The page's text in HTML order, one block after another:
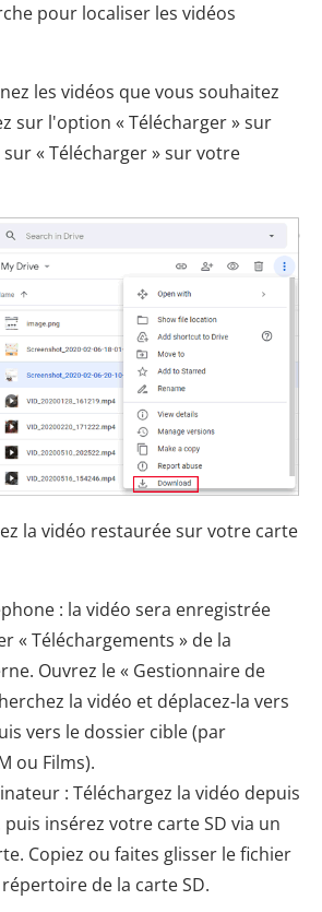
pour localiser les vidéos
les vidéos que vous souhaitez
sur l'option « Télécharger » sur
« Télécharger » sur votre
la vidéo restaurée sur votre carte
: la vidéo sera enregistrée
« Téléchargements » de la
Ouvrez le « Gestionnaire de
la vidéo et déplacez-la vers
vers le dossier cible (par
ou Films).
: Téléchargez la vidéo depuis
puis insérez votre carte SD via un
Copiez ou faites glisser le fichier
de la carte SD.